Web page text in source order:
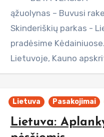
ąžuolynas – Buvusi
Skinderiškių parkas -
pradėsime
Lietuvoje, Kauno
Lietuva Pasakojimai
Lietuva: